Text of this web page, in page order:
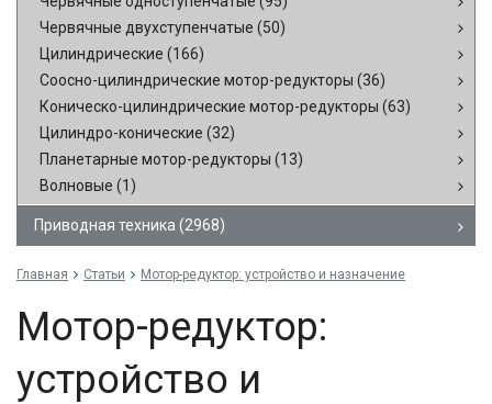
Червячные двухступенчатые (50)
Цилиндрические (166)
Соосно-цилиндрические мотор-редукторы (36)
Коническо-цилиндрические мотор-редукторы (63)
Цилиндро-конические (32)
Планетарные мотор-редукторы (13)
Волновые (1)
Приводная техника (2968)
Главная Статьи Мотор-редуктор: устройство и назначение
Мотор-редуктор:
устройство и